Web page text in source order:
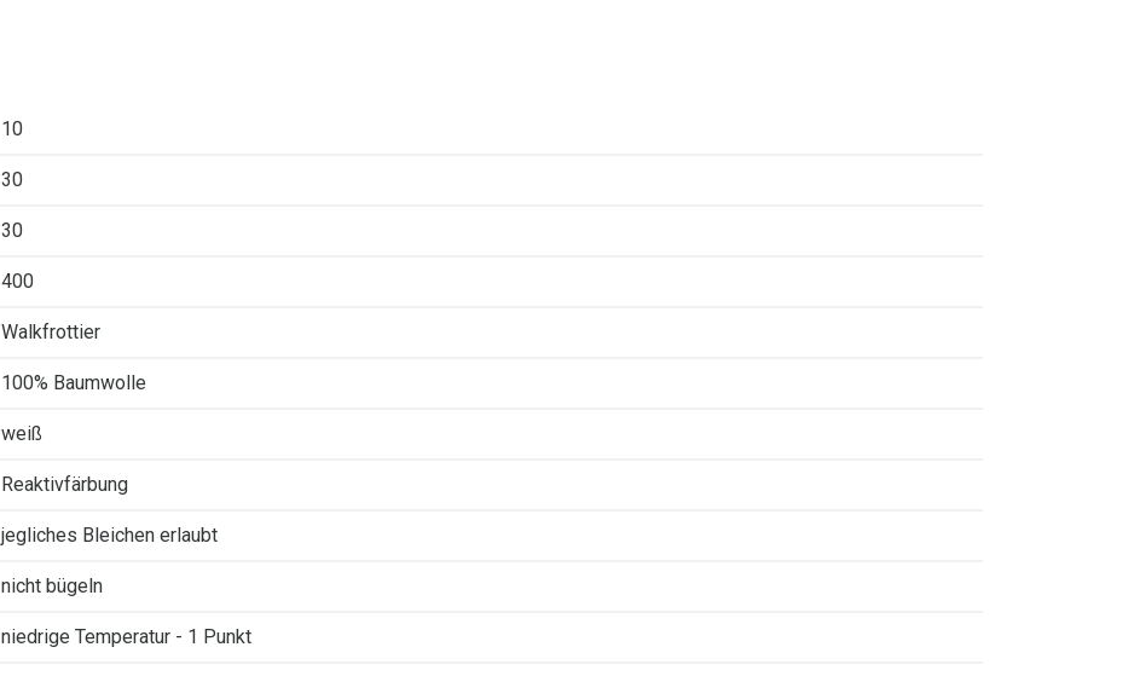
10
30
30
400
Walkfrottier
100% Baumwolle
weiß
Reaktivfärbung
jegliches Bleichen erlaubt
nicht bügeln
niedrige Temperatur - 1 Punkt